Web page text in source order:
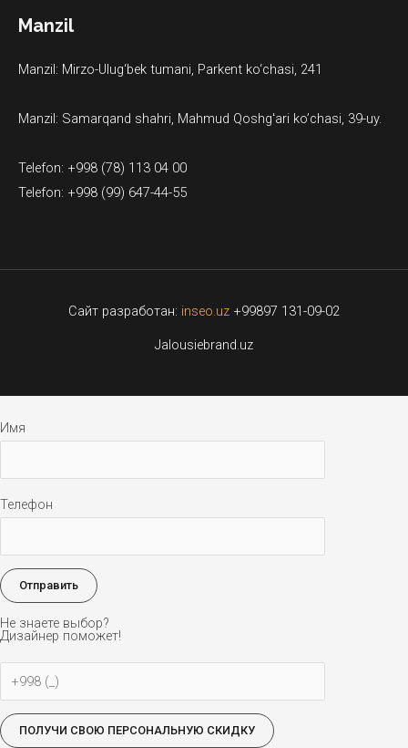
Manzil
Manzil: Mirzo-Ulug‘bek tumani, Parkent ko‘chasi, 241
Manzil: Samarqand shahri, Mahmud Qoshgʻari ko’chasi, 39-uy.
Telefon: +998 (78) 113 04 00
Telefon: +998 (99) 647-44-55
Сайт разработан: inseo.uz +99897 131-09-02
Jalousiebrand.uz
Имя
Телефон
Не знаете выбор?
Дизайнер поможет!